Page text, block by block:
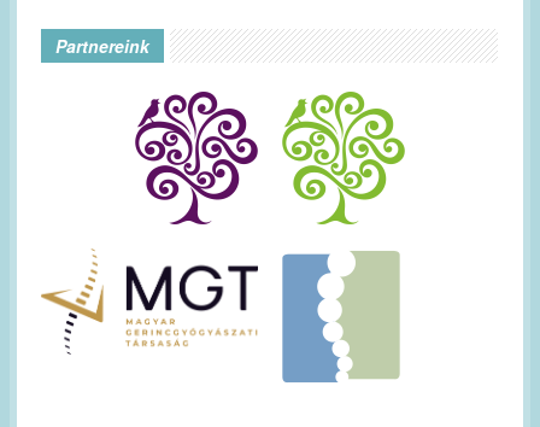
Partnereink